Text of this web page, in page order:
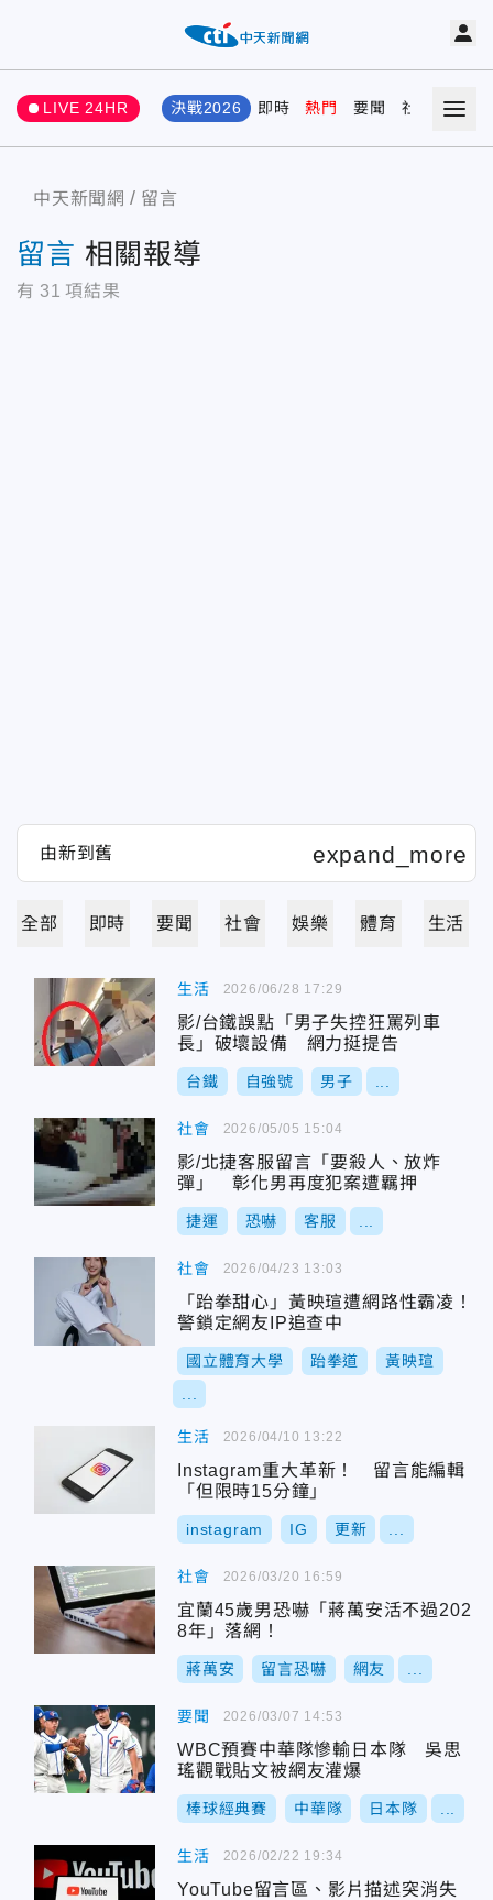
LIVE 24HR 決戰2026 即時 熱門 要聞 社會 娛樂
中天新聞網 留言
留言 相關報導
有 31 項結果
全部 即時 要聞 社會 娛樂 體育 生活
生活
影/台鐵誤點「男子失控狂罵列車
長」破壞設備 網力挺提告
台鐵 自強號 男子
2026/06/28 17:29
社會
影/北捷客服留言「要殺人、放炸
彈」 彰化男再度犯案遭羈押
捷運 恐嚇 客服
2026/05/05 15:04
社會
「跆拳甜心」黃映瑄遭網路性霸凌！
警鎖定網友IP追查中
國立體育大學 跆拳道 黃映瑄
2026/04/23 13:03
生活
Instagram重大革新！ 留言能編輯
「但限時15分鐘」
instagram IG 更新
2026/04/10 13:22
社會
宜蘭45歲男恐嚇「蔣萬安活不過202
8年」落網！
蔣萬安 留言恐嚇 網友
2026/03/20 16:59
要聞
WBC預賽中華隊慘輸日本隊 吳思
瑤觀戰貼文被網友灌爆
棒球經典賽 中華隊 日本隊
2026/03/07 14:53
生活
YouTube留言區、影片描述突消失
2026/02/22 19:34